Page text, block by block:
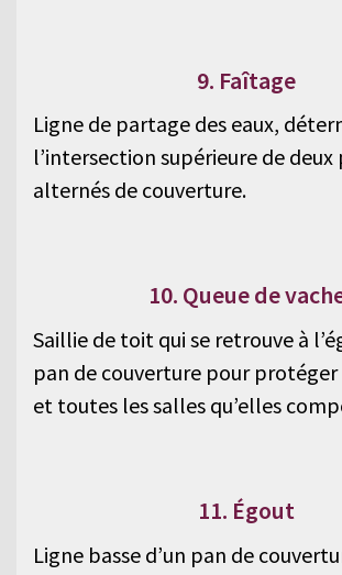
9. Faîtage
Ligne de partage des eaux,
l’intersection supérieure de deux
alternés de couverture.
10. Queue de
Saillie de toit qui se retrouve à
pan de couverture pour protéger
et toutes les salles qu’elles
11. Égout
Ligne basse d’un pan de